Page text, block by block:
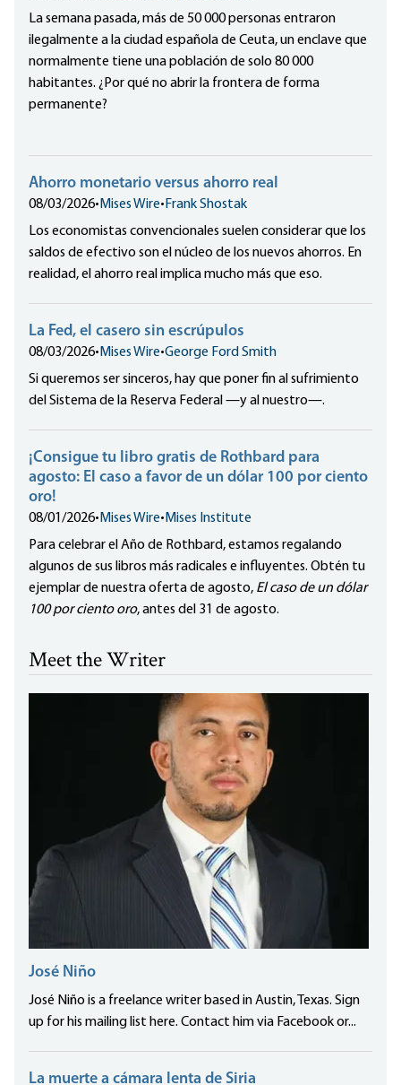
La semana pasada, más de 50 000 personas entraron
ilegalmente a la ciudad española de Ceuta, un enclave que
normalmente tiene una población de solo 80 000
habitantes. ¿Por qué no abrir la frontera de forma
permanente?
Ahorro monetario versus ahorro real
08/03/2026• Mises Wire• Frank Shostak
Los economistas convencionales suelen considerar que los
saldos de efectivo son el núcleo de los nuevos ahorros. En
realidad, el ahorro real implica mucho más que eso.
La Fed, el casero sin escrúpulos
08/03/2026• Mises Wire•George Ford Smith
Si queremos ser sinceros, hay que poner fin al sufrimiento
del Sistema de la Reserva Federal —y al nuestro—.
¡Consigue tu libro gratis de Rothbard para
agosto: El caso a favor de un dólar 100 por ciento
oro!
08/01/2026• Mises Wire• Mises Institute
Para celebrar el Año de Rothbard, estamos regalando
algunos de sus libros más radicales e influyentes. Obtén tu
ejemplar de nuestra oferta de agosto, El caso de un dólar
100 por ciento oro, antes del 31 de agosto.
Meet the Writer
José Niño
José Niño is a freelance writer based in Austin, Texas. Sign
up for his mailing list here. Contact him via Facebook or...
La muerte a cámara lenta de Siria